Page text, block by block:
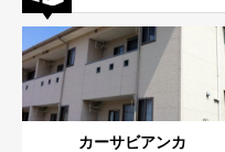
カーサビアンカ